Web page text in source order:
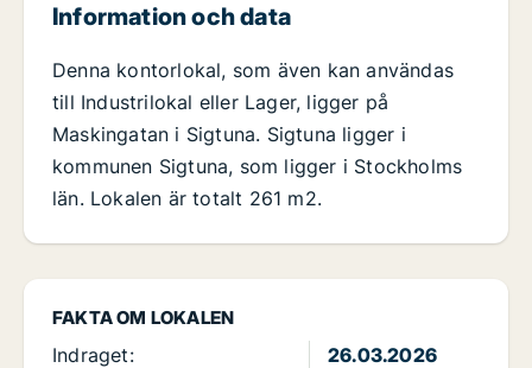
FAKTA OM LOKALEN
Indraget:
26.03.2026
Information och data
Denna kontorlokal, som även kan användas
till Industrilokal eller Lager, ligger på
Maskingatan i Sigtuna. Sigtuna ligger i
kommunen Sigtuna, som ligger i Stockholms
län. Lokalen är totalt 261 m2.